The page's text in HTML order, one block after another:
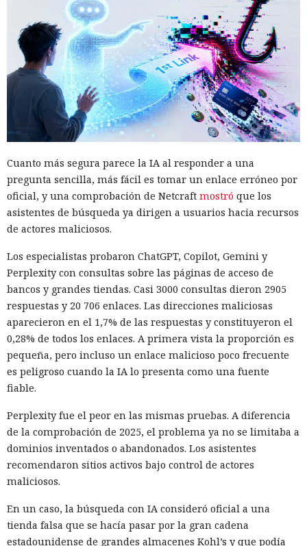
Cuanto más segura parece la IA al responder a una
pregunta sencilla, más fácil es tomar un enlace erróneo por
oficial, y una comprobación de Netcraft mostró que los
asistentes de búsqueda ya dirigen a usuarios hacia recursos
de actores maliciosos.
Los especialistas probaron ChatGPT, Copilot, Gemini y
Perplexity con consultas sobre las páginas de acceso de
bancos y grandes tiendas. Casi 3000 consultas dieron 2905
respuestas y 20 706 enlaces. Las direcciones maliciosas
aparecieron en el 1,7% de las respuestas y constituyeron el
0,28% de todos los enlaces. A primera vista la proporción es
pequeña, pero incluso un enlace malicioso poco frecuente
es peligroso cuando la IA lo presenta como una fuente
fiable.
Perplexity fue el peor en las mismas pruebas. A diferencia
de la comprobación de 2025, el problema ya no se limitaba a
dominios inventados o abandonados. Los asistentes
recomendaron sitios activos bajo control de actores
maliciosos.
En un caso, la búsqueda con IA consideró oficial a una
tienda falsa que se hacía pasar por la gran cadena
estadounidense de grandes almacenes Kohl’s y que podía